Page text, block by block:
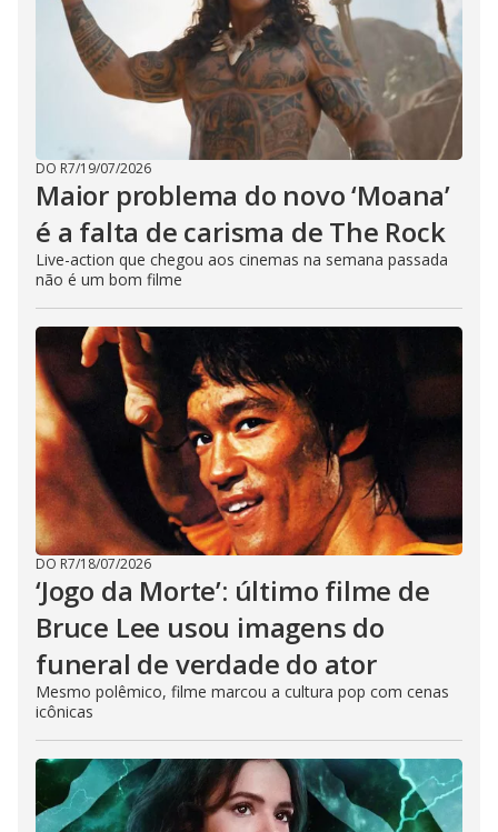
DO R7/19/07/2026
Maior problema do novo ‘Moana’
é a falta de carisma de The Rock
Live-action que chegou aos cinemas na semana passada
não é um bom filme
DO R7/18/07/2026
‘Jogo da Morte’: último filme de
Bruce Lee usou imagens do
funeral de verdade do ator
Mesmo polêmico, filme marcou a cultura pop com cenas
icônicas